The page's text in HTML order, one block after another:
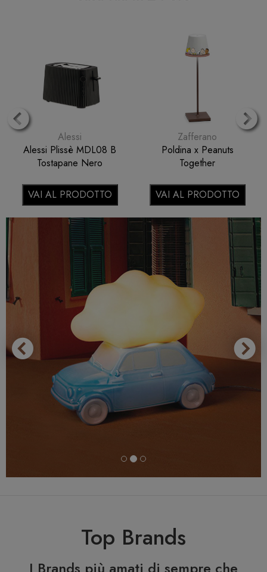
Alessi
Alessi Plissè MDL08 B
Tostapane Nero
VAI AL PRODOTTO
Zafferano
Poldina x Peanuts
Together
VAI AL PRODOTTO
Previous
Top Brands